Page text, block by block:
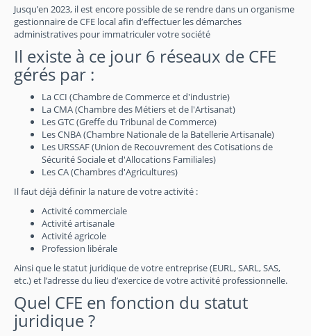
Jusqu’en 2023, il est encore possible de se rendre dans un organisme
gestionnaire de CFE local afin d’effectuer les démarches
administratives pour immatriculer votre société
Il existe à ce jour 6 réseaux de CFE
gérés par :
La CCI (Chambre de Commerce et d'industrie)
La CMA (Chambre des Métiers et de l'Artisanat)
Les GTC (Greffe du Tribunal de Commerce)
Les CNBA (Chambre Nationale de la Batellerie Artisanale)
Les URSSAF (Union de Recouvrement des Cotisations de
Sécurité Sociale et d'Allocations Familiales)
Les CA (Chambres d'Agricultures)
Il faut déjà définir la nature de votre activité :
Activité commerciale
Activité artisanale
Activité agricole
Profession libérale
Ainsi que le statut juridique de votre entreprise (EURL, SARL, SAS,
etc.) et l’adresse du lieu d’exercice de votre activité professionnelle.
Quel CFE en fonction du statut
juridique ?